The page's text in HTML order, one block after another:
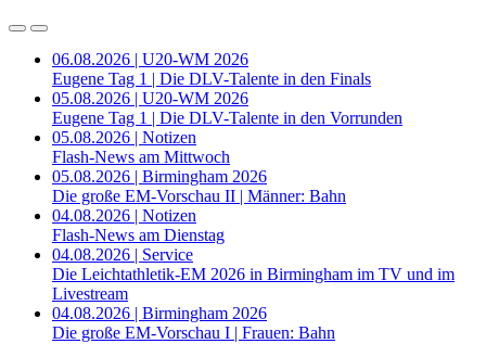
06.08.2026 | U20-WM 2026
Eugene Tag 1 | Die DLV-Talente in den Finals
05.08.2026 | U20-WM 2026
Eugene Tag 1 | Die DLV-Talente in den Vorrunden
05.08.2026 | Notizen
Flash-News am Mittwoch
05.08.2026 | Birmingham 2026
Die große EM-Vorschau II | Männer: Bahn
04.08.2026 | Notizen
Flash-News am Dienstag
04.08.2026 | Service
Die Leichtathletik-EM 2026 in Birmingham im TV und im
Livestream
04.08.2026 | Birmingham 2026
Die große EM-Vorschau I | Frauen: Bahn